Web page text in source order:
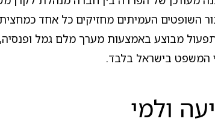
השופטים העמיתים מחזיקים כל אחד
מבוצע באמצעות מערך מלם גמל ופנסיה,
המשפט בישראל בלבד.
ולמי